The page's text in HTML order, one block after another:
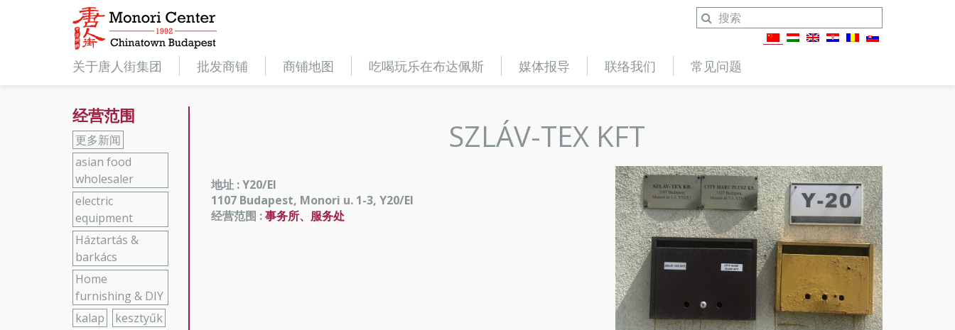
关于唐人街集团 批发商铺 商铺地图 吃喝玩乐在布达佩斯 媒体报导 联络我们 常见问题
SZLÁV-TEX KFT
地址 : Y20/EI
1107 Budapest, Monori u. 1-3, Y20/EI
经营范围 :事务所、服务处
经营范围
更多新闻
asian food
wholesaler
electric
equipment
Háztartás &
barkács
Home
furnishing & DIY
kalap
kesztyűk